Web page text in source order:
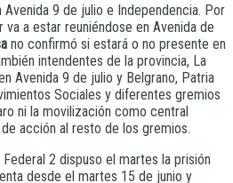
9 de julio e Independencia. Por
a estar reuniéndose en Avenida de
no confirmó si estará o no presente en
intendentes de la provincia, La
Avenida 9 de julio y Belgrano, Patria
Sociales y diferentes gremios
ni la movilización como central
acción al resto de los gremios.
Federal 2 dispuso el martes la prisión
desde el martes 15 de junio y